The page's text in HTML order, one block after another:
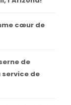
cœur de
de
service de